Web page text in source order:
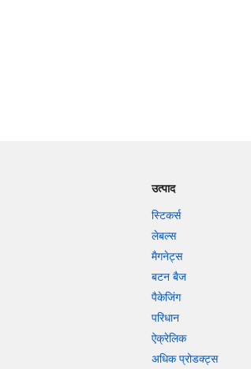
उत्पाद
स्टिकर्स
लेबल्स
मैगनेट्स
बटन बैज
पैकेजिंग
परिधान
ऐक्रेलिक
अधिक प्रोडक्ट्स